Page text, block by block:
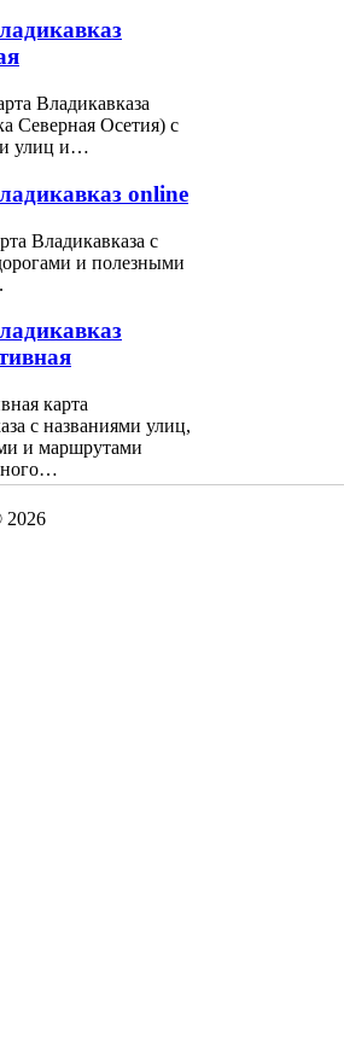
Владикавказа
Северная Осетия) с
улиц и…
online
Владикавказа с
и полезными
карта
с названиями улиц,
и маршрутами
2026